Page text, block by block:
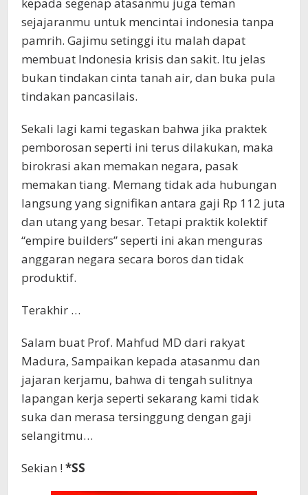
sejajaranmu untuk mencintai indonesia tanpa
pamrih. Gajimu setinggi itu malah dapat
membuat Indonesia krisis dan sakit. Itu jelas
bukan tindakan cinta tanah air, dan buka pula
tindakan pancasilais.
Sekali lagi kami tegaskan bahwa jika praktek
pemborosan seperti ini terus dilakukan, maka
birokrasi akan memakan negara, pasak
memakan tiang. Memang tidak ada hubungan
langsung yang signifikan antara gaji Rp 112 juta
dan utang yang besar. Tetapi praktik kolektif
“empire builders” seperti ini akan menguras
anggaran negara secara boros dan tidak
produktif.
Terakhir …
Salam buat Prof. Mahfud MD dari rakyat
Madura, Sampaikan kepada atasanmu dan
jajaran kerjamu, bahwa di tengah sulitnya
lapangan kerja seperti sekarang kami tidak
suka dan merasa tersinggung dengan gaji
selangitmu…
Sekian ! *SS